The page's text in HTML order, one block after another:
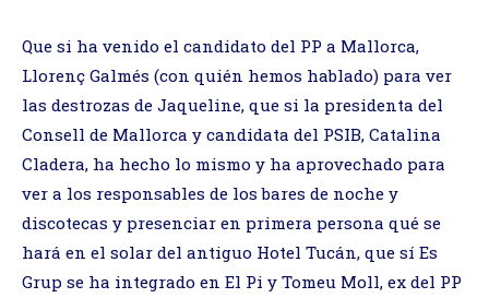
Que si ha venido el candidato del PP a Mallorca,
Llorenç Galmés (con quién hemos hablado) para ver
las destrozas de Jaqueline, que si la presidenta del
Consell de Mallorca y candidata del PSIB, Catalina
Cladera, ha hecho lo mismo y ha aprovechado para
ver a los responsables de los bares de noche y
discotecas y presenciar en primera persona qué se
hará en el solar del antiguo Hotel Tucán, que sí Es
Grup se ha integrado en El Pi y Tomeu Moll, ex del PP